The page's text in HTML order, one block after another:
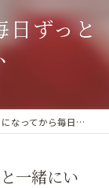
日ずっと
ら毎日ずっと一緒にいるけど、
一緒にい